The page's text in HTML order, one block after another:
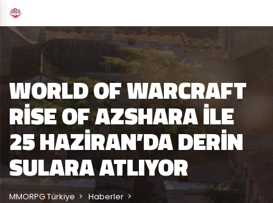
WORLD OF WARCRAFT
RISE OF AZSHARA ILE
25 HAZIRAN’DA DERIN
SULARA ATLIYOR
MMORPG Türkiye
Haberler